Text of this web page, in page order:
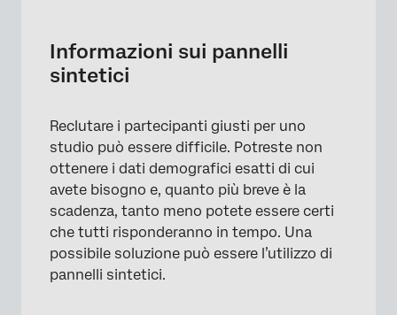
Ottenere l’accessibilità ai pannelli sintetici
Scrivere domande di sondaggio per panel
Progettazione di un sondaggio per panel
sintetici
Creazione di un panel sintetico
Identificazione di una risposta sintetica
Maggiori informazioni sui Panel online
FAQs
Informazioni sui pannelli
sintetici
Reclutare i partecipanti giusti per uno
studio può essere difficile. Potreste non
ottenere i dati demografici esatti di cui
avete bisogno e, quanto più breve è la
scadenza, tanto meno potete essere certi
che tutti risponderanno in tempo. Una
possibile soluzione può essere l’utilizzo di
pannelli sintetici.